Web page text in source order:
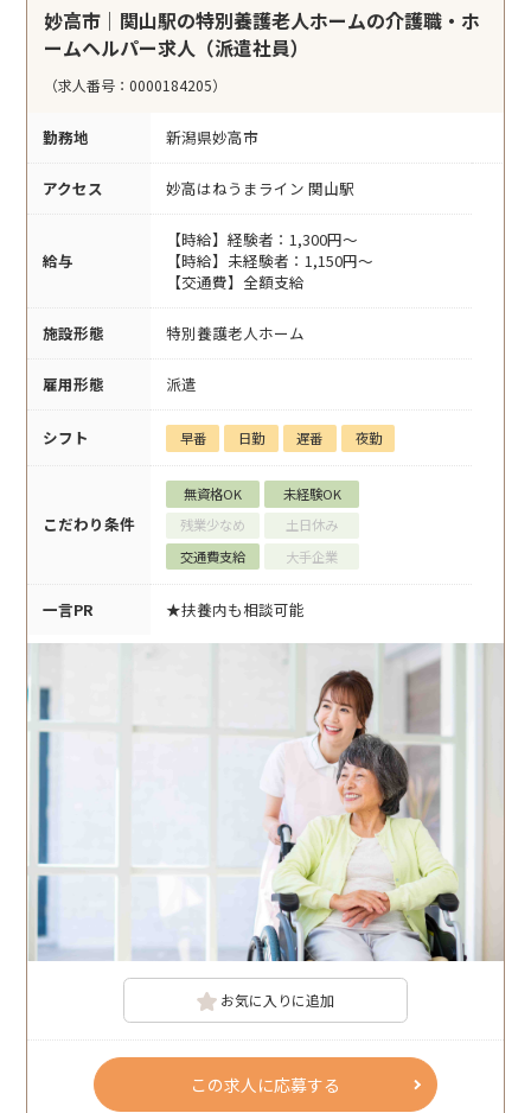
妙高市｜関山駅の特別養護老人ホームの介護職・ホ
ームヘルパー求人（派遣社員）
（求人番号：0000184205）
勤務地 新潟県妙高市
アクセス 妙高はねうまライン 関山駅
給与
【時給】経験者：1,300円～
【時給】未経験者：1,150円～
【交通費】全額支給
施設形態 特別養護老人ホーム
雇用形態 派遣
シフト 早番 日勤 遅番 夜勤
こだわり条件
無資格OK
未経験OK
残業少なめ
土日休み
交通費支給
大手企業
一言PR ★扶養内も相談可能
お気に入りに追加
この求人に応募する